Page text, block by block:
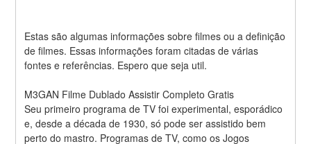
Estas são algumas informações sobre filmes ou a definição
de filmes. Essas informações foram citadas de várias
fontes e referências. Espero que seja util.
M3GAN Filme Dublado Assistir Completo Gratis
Seu primeiro programa de TV foi experimental, esporádico
e, desde a década de 1930, só pode ser assistido bem
perto do mastro. Programas de TV, como os Jogos